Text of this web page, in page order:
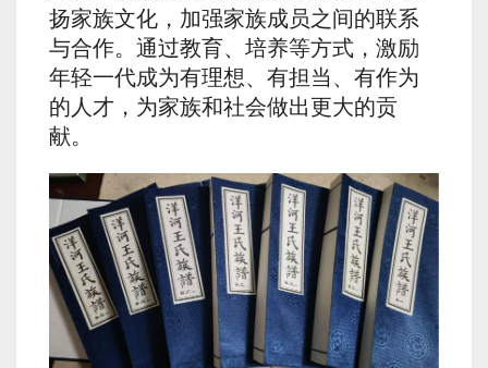
扬家族文化，加强家族成员之间的联系
与合作。通过教育、培养等方式，激励
年轻一代成为有理想、有担当、有作为
的人才，为家族和社会做出更大的贡
献。